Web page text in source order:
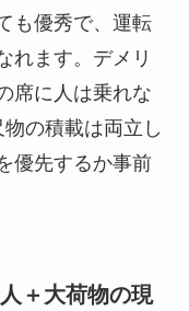
も優秀で、運転
れます。デメリ
席に人は乗れな
の積載は両立し
優先するか事前
＋大荷物の現